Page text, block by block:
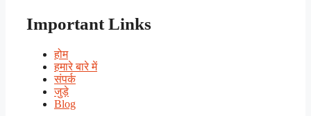
Important Links
होम
हमारे बारे में
संपर्क
जुड़े
Blog